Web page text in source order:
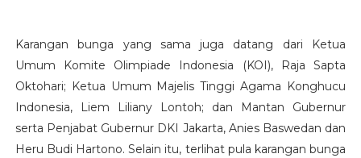
Karangan bunga yang sama juga datang dari Ketua
Umum Komite Olimpiade Indonesia (KOI), Raja Sapta
Oktohari; Ketua Umum Majelis Tinggi Agama Konghucu
Indonesia, Liem Liliany Lontoh; dan Mantan Gubernur
serta Penjabat Gubernur DKI Jakarta, Anies Baswedan dan
Heru Budi Hartono. Selain itu, terlihat pula karangan bunga